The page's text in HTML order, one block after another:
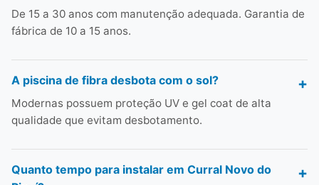
De 15 a 30 anos com manutenção adequada. Garantia de
fábrica de 10 a 15 anos.
A piscina de fibra desbota com o sol?
Modernas possuem proteção UV e gel coat de alta
qualidade que evitam desbotamento.
Quanto tempo para instalar em Curral Novo do